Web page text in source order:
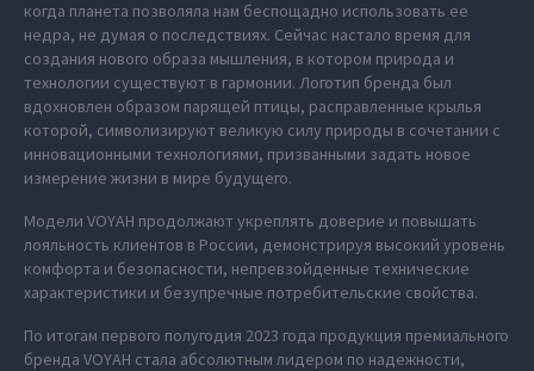
когда планета позволяла нам беспощадно использовать ее
недра, не думая о последствиях. Сейчас настало время для
создания нового образа мышления, в котором природа и
технологии существуют в гармонии. Логотип бренда был
вдохновлен образом парящей птицы, расправленные крылья
которой, символизируют великую силу природы в сочетании с
инновационными технологиями, призванными задать новое
измерение жизни в мире будущего.
Модели VOYAH продолжают укреплять доверие и повышать
лояльность клиентов в России, демонстрируя высокий уровень
комфорта и безопасности, непревзойденные технические
характеристики и безупречные потребительские свойства.
По итогам первого полугодия 2023 года продукция премиального
бренда VOYAH стала абсолютным лидером по надежности,